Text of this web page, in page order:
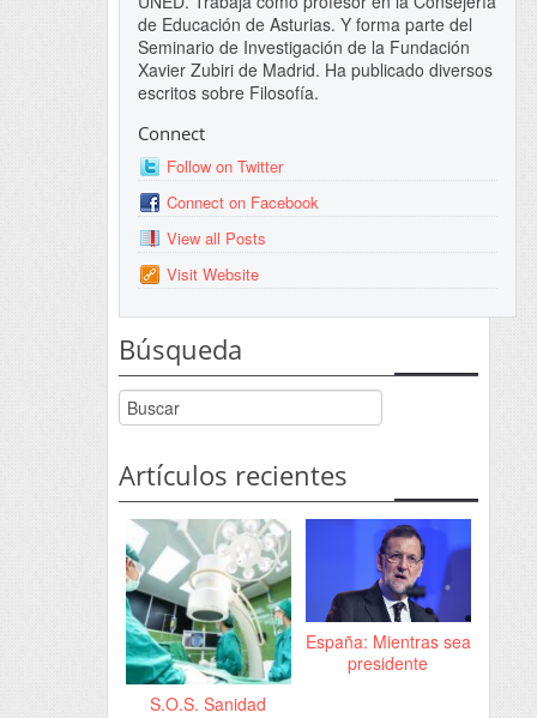
de Educación de Asturias. Y forma parte del
Seminario de Investigación de la Fundación
Xavier Zubiri de Madrid. Ha publicado diversos
escritos sobre Filosofía.
Connect
Follow on Twitter
Connect on Facebook
View all Posts
Visit Website
Búsqueda
Artículos recientes
S.O.S. Sanidad
España: Mientras sea
presidente